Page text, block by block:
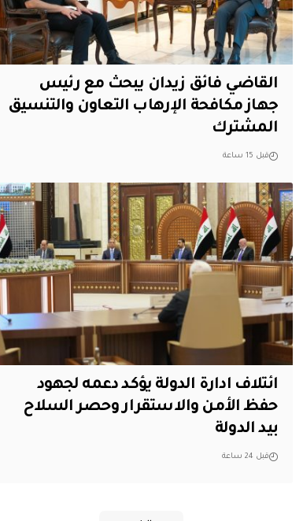
القاضي فائق زيدان يبحث مع رئيس
جهاز مكافحة الإرهاب التعاون والتنسيق
المشترك
قبل 15 ساعة
ائتلاف ادارة الدولة يؤكد دعمه لجهود
حفظ الأمن والاستقرار وحصر السلاح
بيد الدولة
قبل 24 ساعة